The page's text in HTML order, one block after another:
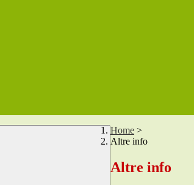
Home >
Altre info
Altre info